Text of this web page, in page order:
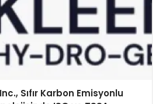
Sıfır Karbon Emisyonlu